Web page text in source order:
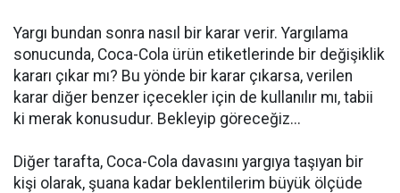
Yargı bundan sonra nasıl bir karar verir. Yargılama
sonucunda, Coca-Cola ürün etiketlerinde bir değişiklik
kararı çıkar mı? Bu yönde bir karar çıkarsa, verilen
karar diğer benzer içecekler için de kullanılır mı, tabii
ki merak konusudur. Bekleyip göreceğiz...
Diğer tarafta, Coca-Cola davasını yargıya taşıyan bir
kişi olarak, şuana kadar beklentilerim büyük ölçüde